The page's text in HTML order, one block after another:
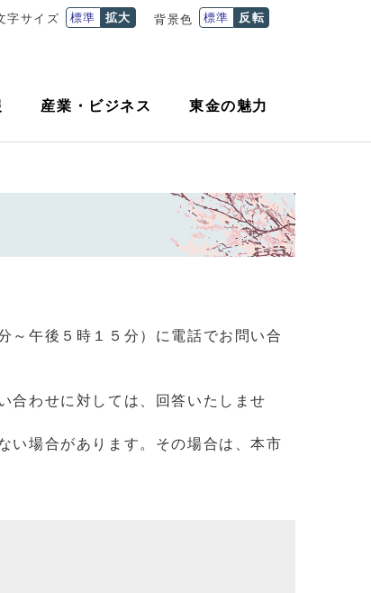
字サイズ 標準 拡大 背景色 標準 反転
産業 ・ ビジネス 東金の魅力
～午後５時１５分）に電話でお問い合
合わせに対しては、回答いたしませ
い場合があります。その場合は、本市